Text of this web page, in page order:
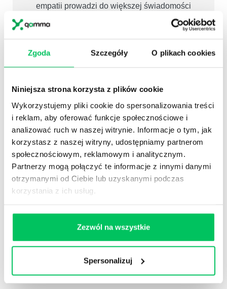
Zgoda Szczegóły O plikach cookies
Niniejsza strona korzysta z plików cookie
Wykorzystujemy pliki cookie do spersonalizowania treści
i reklam, aby oferować funkcje społecznościowe i
analizować ruch w naszej witrynie. Informacje o tym, jak
korzystasz z naszej witryny, udostępniamy partnerom
społecznościowym, reklamowym i analitycznym.
Partnerzy mogą połączyć te informacje z innymi danymi
otrzymanymi od Ciebie lub uzyskanymi podczas
korzystania z ich usług.
Zezwól na wszystkie
Spersonalizuj
empatii prowadzi do większej świadomości
własnych emocji i ich wpływu na innych.
relacjach zawodowych.
KORZYŚCI WSPÓLNE:
Poprawa relacji interpersonalnych:Empatia
poprawia jakość relacji zarówno w miejscu
pracy, jak i poza nim.
Wzrost współpracy i zaufania:Empatyczne
podejście zwiększa zaufanie i współpracę w
zespołach.
Lepsza adaptacja do zmian:
adaptują się do zmian i wyzwań.
Redukcja stresu:Empatia pomaga w lepszym
zarządzaniu stresem i emocjami, co prowadzi
do zdrowszego środowiska pracy.